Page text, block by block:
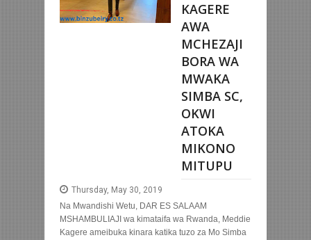
KAGERE
AWA
MCHEZAJI
BORA WA
MWAKA
SIMBA SC,
OKWI
ATOKA
MIKONO
MITUPU
Thursday, May 30, 2019
Na Mwandishi Wetu, DAR ES SALAAM
MSHAMBULIAJI wa kimataifa wa Rwanda, Meddie
Kagere ameibuka kinara katika tuzo za Mo Simba